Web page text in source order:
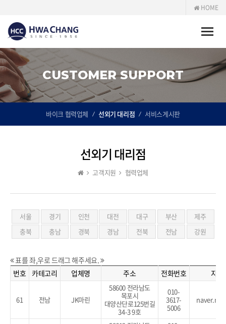
HOME
Toggle
CUSTOMER SUPPORT
바이크 협력업체 선외기 대리점 서비스게시판
선외기 대리점
고객지원 협력업체
서울 경기 인천 대전 대구 부산
제주
충북
충남 경북 경남 전북 전남 강원
표를 좌,우로 드래그 해주세요.
번호
카테고리 업체명 주소 전화번호 지도
61 전남 JK마린
58600 전라남도
목포시
대양산단로125번길
34-3 9호
010-
3617-
5006